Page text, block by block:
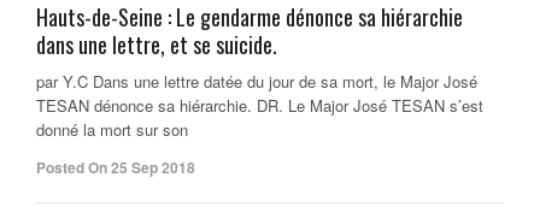
Hauts-de-Seine : Le gendarme dénonce sa hiérarchie
dans une lettre, et se suicide.
par Y.C Dans une lettre datée du jour de sa mort, le Major José
TESAN dénonce sa hiérarchie. DR. Le Major José TESAN s’est
donné la mort sur son
Posted On 25 Sep 2018